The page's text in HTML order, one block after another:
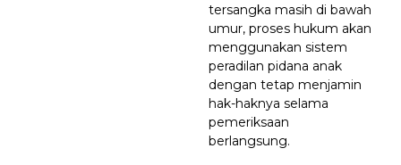
tersangka masih di bawah
umur, proses hukum akan
menggunakan sistem
peradilan pidana anak
dengan tetap menjamin
hak-haknya selama
pemeriksaan
berlangsung.